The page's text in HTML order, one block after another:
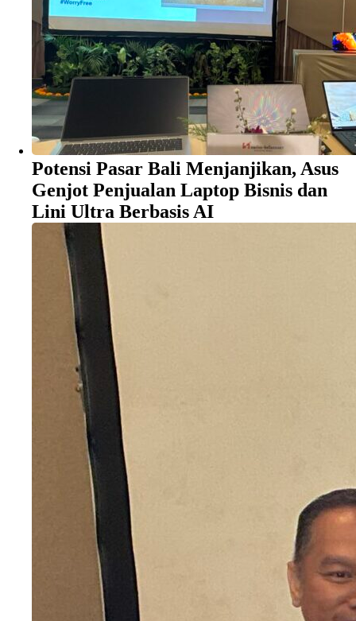
Potensi Pasar Bali Menjanjikan, Asus
Genjot Penjualan Laptop Bisnis dan
Lini Ultra Berbasis AI